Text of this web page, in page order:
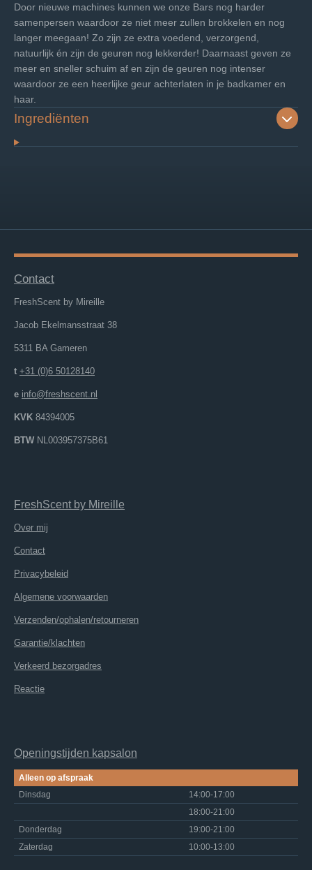
Door nieuwe machines kunnen we onze Bars nog harder
samenpersen waardoor ze niet meer zullen brokkelen en nog
langer meegaan! Zo zijn ze extra voedend, verzorgend,
natuurlijk én zijn de geuren nog lekkerder! Daarnaast geven ze
meer en sneller schuim af en zijn de geuren nog intenser
waardoor ze een heerlijke geur achterlaten in je badkamer en
haar.
Ingrediënten
Contact
FreshScent by Mireille
Jacob Ekelmansstraat 38
5311 BA Gameren
t +31 (0)6 50128140
e info@freshscent.nl
KVK 84394005
BTW NL003957375B61
FreshScent by Mireille
Over mij
Contact
Privacybeleid
Algemene voorwaarden
Verzenden/ophalen/retourneren
Garantie/klachten
Verkeerd bezorgadres
Reactie
Openingstijden kapsalon
Alleen op afspraak
Dinsdag
14:00-17:00
18:00-21:00
Donderdag
19:00-21:00
Zaterdag
10:00-13:00